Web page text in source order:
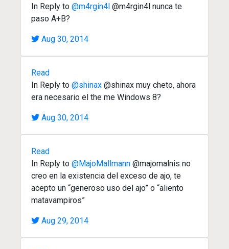
In Reply to @m4rgin4l @m4rgin4l nunca te
paso A+B?
Aug 30, 2014
Read
In Reply to @shinax @shinax muy cheto, ahora
era necesario el the me Windows 8?
Aug 30, 2014
Read
In Reply to @MajoMallmann @majomalnis no
creo en la existencia del exceso de ajo, te
acepto un “generoso uso del ajo” o “aliento
matavampiros”
Aug 29, 2014